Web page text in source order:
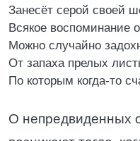
Занесёт серой своей
Всякое воспоминание
Можно случайно
От запаха прелых
По которым когда-то
О непредвиденных